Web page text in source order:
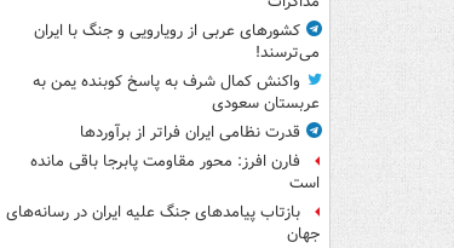
کشورهای عربی از رویارویی و جنگ با ایران
می‌ترسند!
واکنش کمال شرف به پاسخ کوبنده یمن به
عربستان سعودی
قدرت نظامی ایران فراتر از برآوردها
فارن افرز: محور مقاومت پابرجا باقی مانده
است
بازتاب پیامدهای جنگ علیه ایران در رسانه‌های
جهان